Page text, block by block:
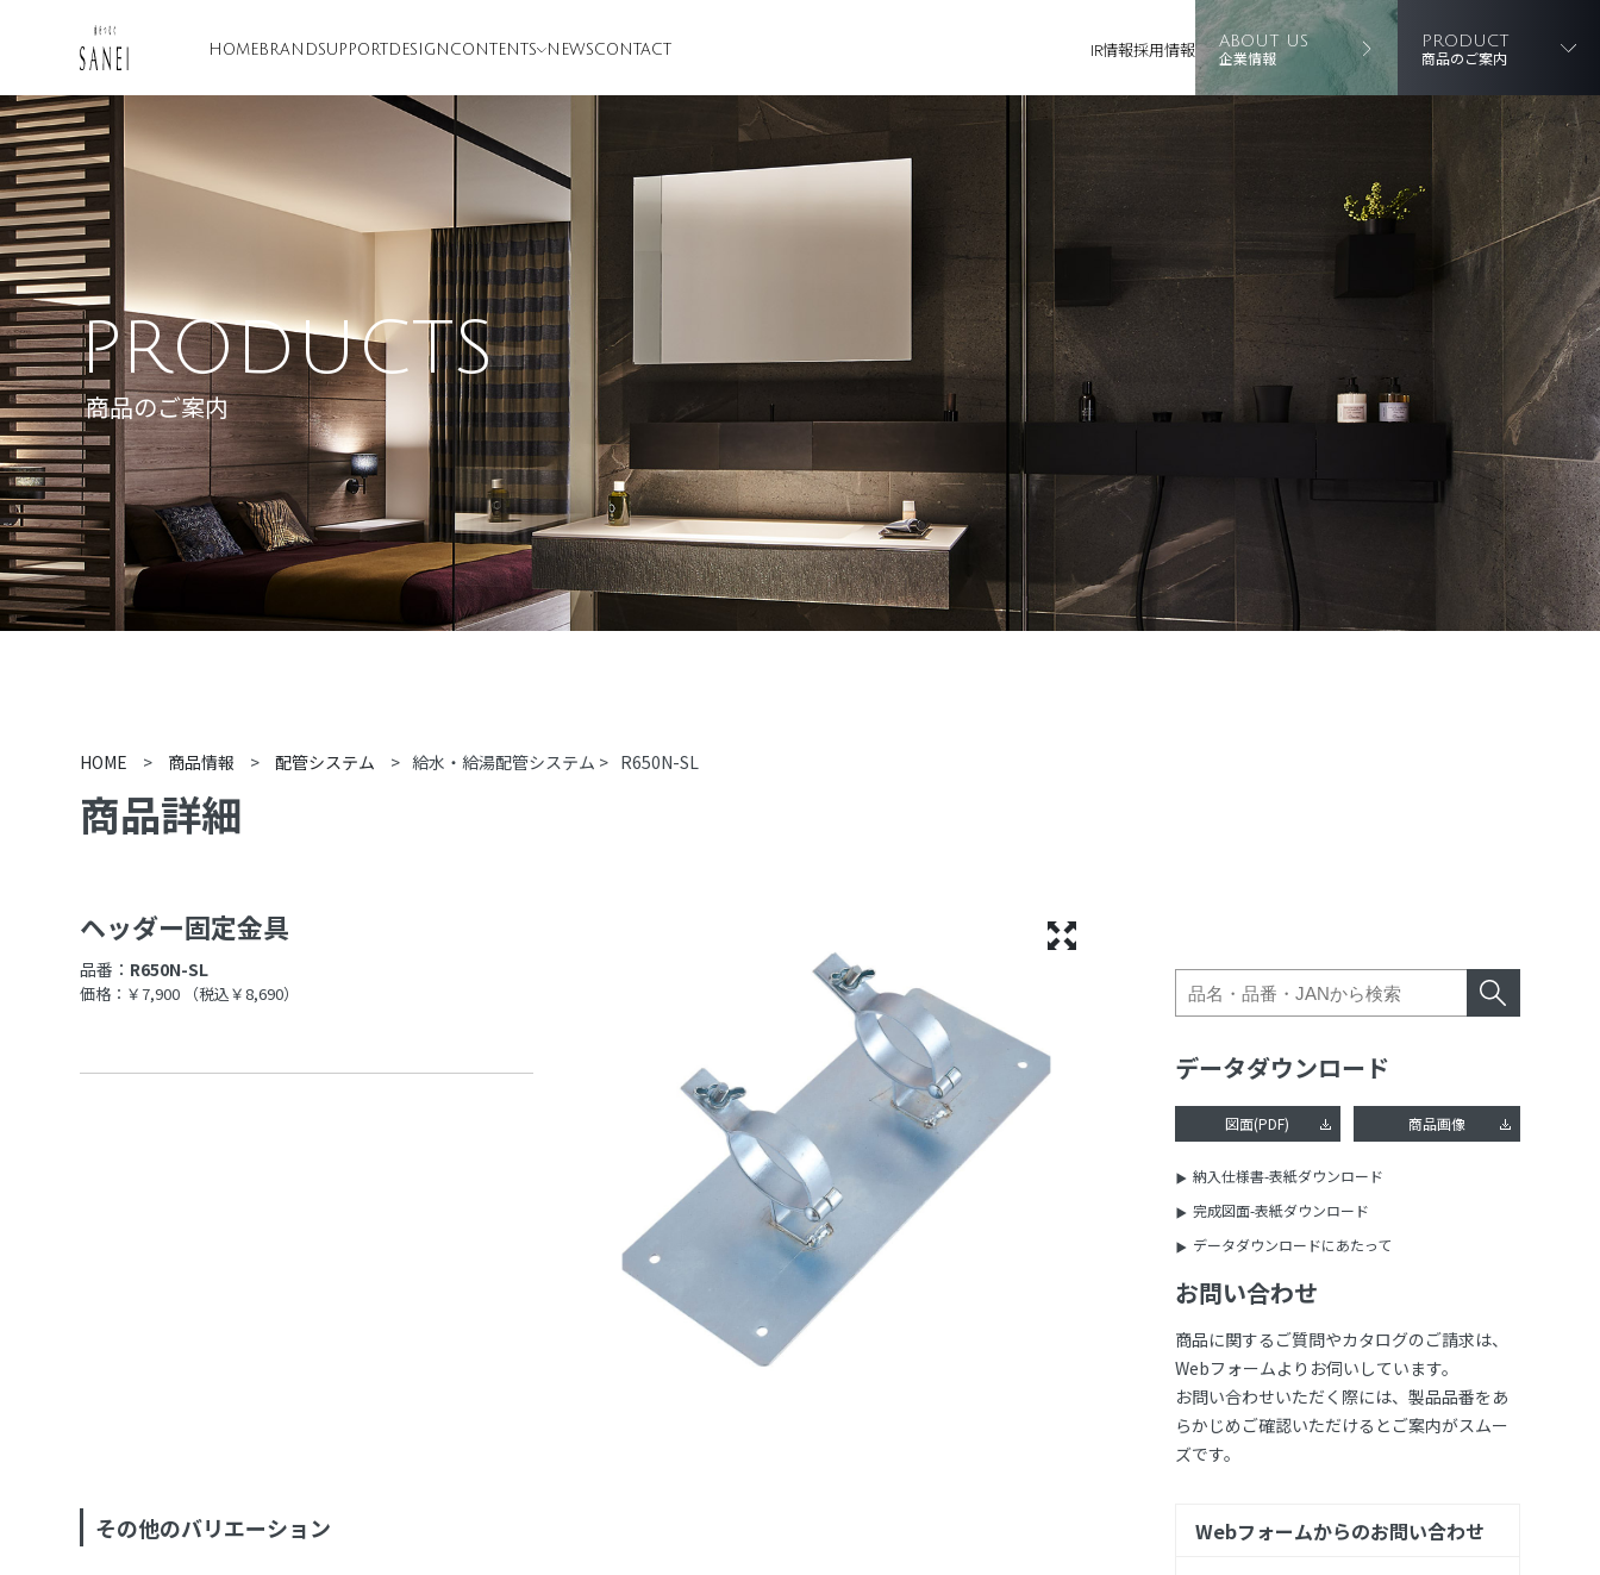
HOME BRANDSUPPORT DESIGN CONTENTS NEWSCONTACT IR情報採用情報 ABOUT US
企業情報
PRODUCT
商品のご案内
PRODUCTS
商品のご案内
HOME > 商品情報 > 配管システム > 給水・給湯配管システム > R650N-SL
商品詳細
ヘッダー固定金具
品番： R650N-SL
価格：￥7,900 （税込￥8,690）
その他のバリエーション
データダウンロード
図面(PDF) 商品画像
納入仕様書-表紙ダウンロード
完成図面-表紙ダウンロード
データダウンロードにあたって
お問い合わせ
商品に関するご質問やカタログのご請求は、
Webフォームよりお伺いしています。
お問い合わせいただく際には、製品品番をあ
らかじめご確認いただけるとご案内がスムー
ズです。
Webフォームからのお問い合わせ